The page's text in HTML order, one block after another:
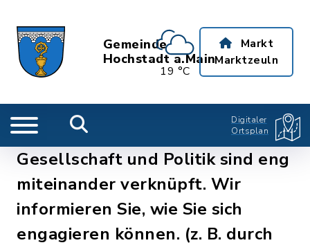
Gemeinde
Hochstadt a.Main
19 °C
Markt
Marktzeuln
Digitaler
Ortsplan
Gesellschaft und Politik sind eng
miteinander verknüpft. Wir
informieren Sie, wie Sie sich
engagieren können. (z. B. durch